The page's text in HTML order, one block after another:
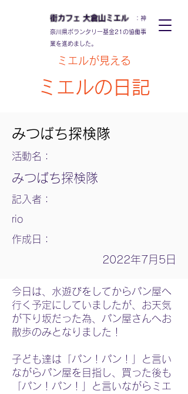
街カフェ 大倉山ミエル：神
奈川県ボランタリー基金21の協働事
業を進めました。
ミエルが見える
ミエルの日記
みつばち探検隊
活動名：
みつばち探検隊
記入者：
rio
作成日：
2022年7月5日
今日は、水遊びをしてからパン屋へ
行く予定にしていましたが、お天気
が下り坂だった為、パン屋さんへお
散歩のみとなりました！
子ども達は「パン！パン！」と言い
ながらパン屋を目指し、買った後も
「パン！パン！」と言いながらミエ